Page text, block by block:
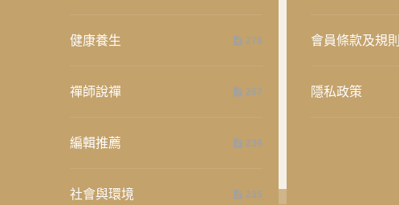
健康養生 276
禪師說禪 267
編輯推薦 236
社會與環境 235
會員條款及規則
隱私政策